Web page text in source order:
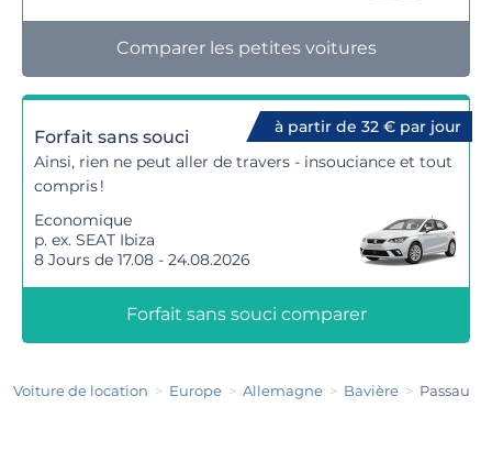
Comparer les petites voitures
à partir de 32 € par jour
Forfait sans souci
Ainsi, rien ne peut aller de travers - insouciance et tout
compris !
Economique
p. ex. SEAT Ibiza
8 Jours de 17.08 - 24.08.2026
Forfait sans souci comparer
Voiture de location Europe Allemagne Bavière Passau